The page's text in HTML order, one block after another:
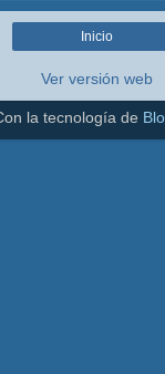
Inicio
Ver versión web
la tecnología de